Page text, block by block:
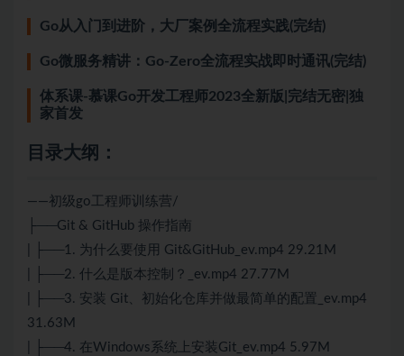
Go从入门到进阶，大厂案例全流程实践(完结)
Go微服务精讲：Go-Zero全流程实战即时通讯(完结)
体系课-慕课Go开发工程师2023全新版|完结无密|独
家首发
目录大纲：
——初级go工程师训练营/
├──Git & GitHub 操作指南
| ├──1. 为什么要使用 Git&GitHub_ev.mp4 29.21M
| ├──2. 什么是版本控制？_ev.mp4 27.77M
| ├──3. 安装 Git、初始化仓库并做最简单的配置_ev.mp4
31.63M
| ├──4. 在Windows系统上安装Git_ev.mp4 5.97M